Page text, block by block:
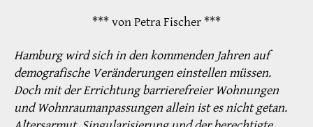
*** von Petra Fischer ***
Hamburg wird sich in den kommenden Jahren auf
demografische Veränderungen einstellen müssen.
Doch mit der Errichtung barrierefreier Wohnungen
und Wohnraumanpassungen allein ist es nicht getan.